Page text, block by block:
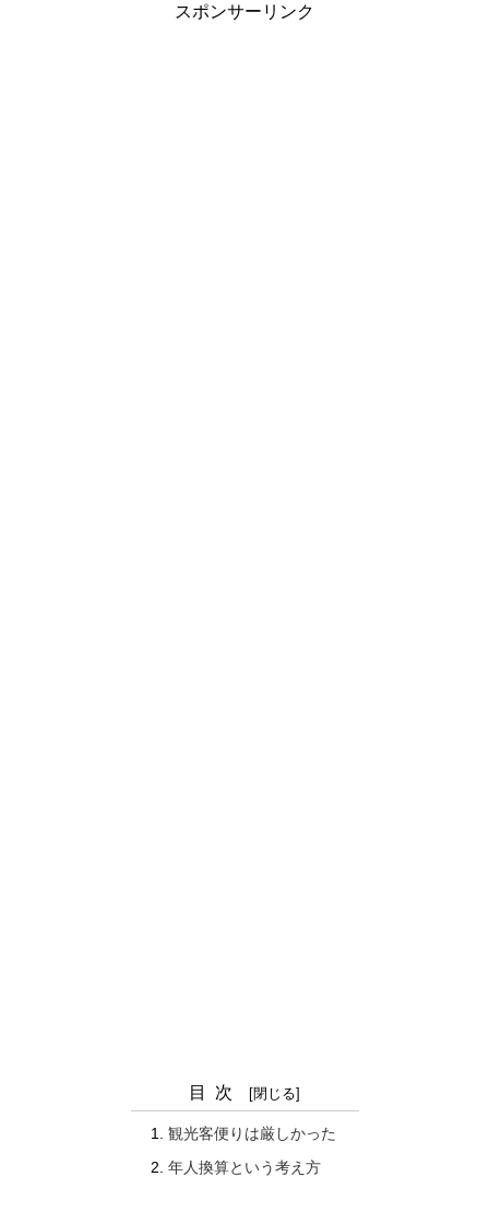
スポンサーリンク
目次
観光客便りは厳しかった
年人換算という考え方